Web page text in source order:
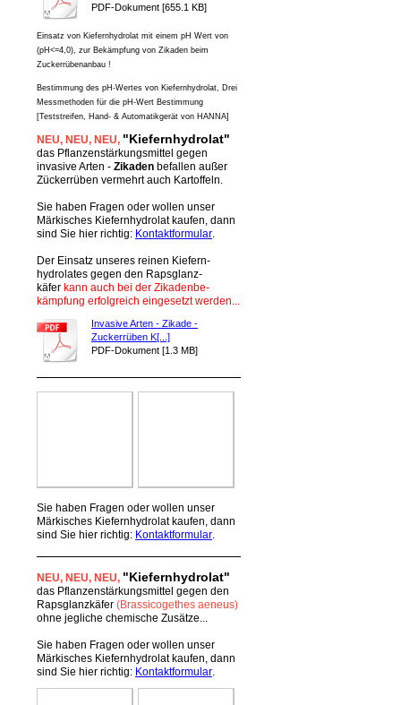
PDF-Dokument [655.1 KB]
Einsatz von Kiefernhydrolat mit einem pH Wert von
(pH<=4,0), zur Bekämpfung von Zikaden beim
Zuckerrübenanbau !
Bestimmung des pH-Wertes von Kiefernhydrolat, Drei
Messmethoden für die pH-Wert Bestimmung
[Teststreifen, Hand- & Automatikgerät von HANNA]
NEU, NEU, NEU, "Kiefernhydrolat"
das Pflanzenstärkungsmittel gegen
invasive Arten - Zikaden befallen außer
Zückerrüben vermehrt auch Kartoffeln.
Sie haben Fragen oder wollen unser
Märkisches Kiefernhydrolat kaufen, dann
sind Sie hier richtig: Kontaktformular
Der Einsatz unseres reinen Kiefern-
hydrolates gegen den Rapsglanz-
käfer kann auch bei der Zikadenbe-
kämpfung erfolgreich eingesetzt werden...
Invasive Arten - Zikade -
Zuckerrüben K[...]
PDF-Dokument [1.3 MB]
Sie haben Fragen oder wollen unser
Märkisches Kiefernhydrolat kaufen, dann
sind Sie hier richtig: Kontaktformular
NEU, NEU, NEU, "Kiefernhydrolat"
das Pflanzenstärkungsmittel gegen den
Rapsglanzkäfer (Brassicogethes aeneus)
ohne jegliche chemische Zusätze...
Sie haben Fragen oder wollen unser
Märkisches Kiefernhydrolat kaufen, dann
sind Sie hier richtig: Kontaktformular